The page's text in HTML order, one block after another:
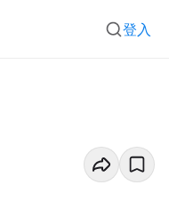
登入